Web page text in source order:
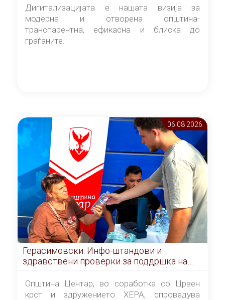
Дигитализацијата е нашата визија за
модерна и отворена општина-
транспарентна, ефикасна и блиска до
граѓаните.
06.08 2026
Герасимовски: Инфо-штандови и
здравствени проверки за поддршка на
граѓаните во услови на топлотен бран
Општина Центар, во соработка со Црвен
крст и здружението ХЕРА, спроведува